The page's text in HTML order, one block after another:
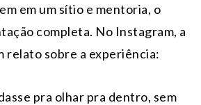
em um sítio e mentoria, o
completa. No Instagram, a
relato sobre a experiência:
pra olhar pra dentro, sem